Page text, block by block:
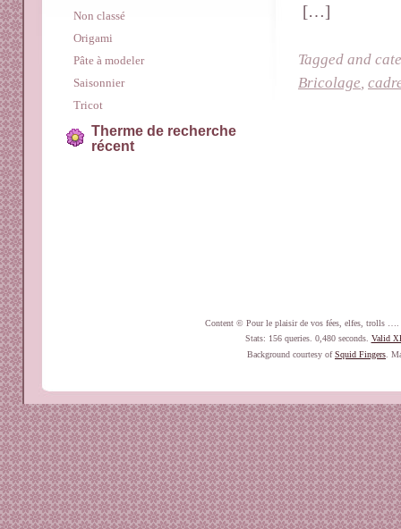
[…]
Tagged and
Bricolage,
Non classé
Origami
Pâte à modeler
Saisonnier
Tricot
Therme de recherche
récent
Content © Pour le plaisir de vos fées, elfes, trolls
Stats: 156 queries. 0,480 seconds. Valid
Background courtesy ofSquid Fingers .